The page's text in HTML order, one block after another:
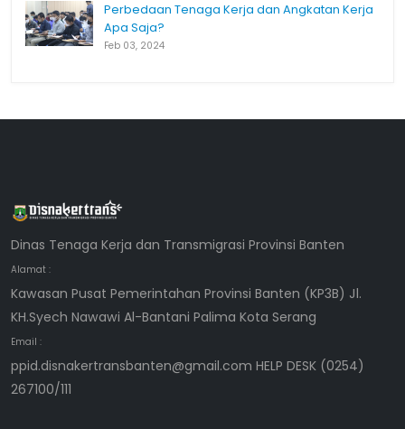
Perbedaan Tenaga Kerja dan Angkatan Kerja
Apa Saja?
Feb 03, 2024
Dinas Tenaga Kerja dan Transmigrasi Provinsi Banten
Alamat :
Kawasan Pusat Pemerintahan Provinsi Banten (KP3B) Jl.
KH.Syech Nawawi Al-Bantani Palima Kota Serang
Email :
ppid.disnakertransbanten@gmail.com HELP DESK (0254)
267100/111